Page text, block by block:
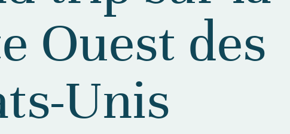
Ouest des
Unis